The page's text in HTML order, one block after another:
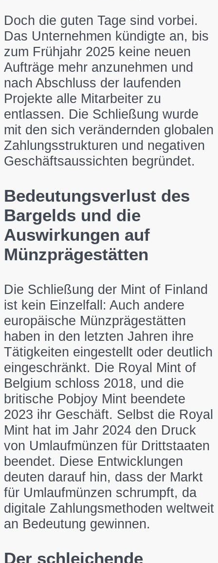
Doch die guten Tage sind vorbei.
Das Unternehmen kündigte an, bis
zum Frühjahr 2025 keine neuen
Aufträge mehr anzunehmen und
nach Abschluss der laufenden
Projekte alle Mitarbeiter zu
entlassen. Die Schließung wurde
mit den sich verändernden globalen
Zahlungsstrukturen und negativen
Geschäftsaussichten begründet.
Bedeutungsverlust des
Bargelds und die
Auswirkungen auf
Münzprägestätten
Die Schließung der Mint of Finland
ist kein Einzelfall: Auch andere
europäische Münzprägestätten
haben in den letzten Jahren ihre
Tätigkeiten eingestellt oder deutlich
eingeschränkt. Die Royal Mint of
Belgium schloss 2018, und die
britische Pobjoy Mint beendete
2023 ihr Geschäft. Selbst die Royal
Mint hat im Jahr 2024 den Druck
von Umlaufmünzen für Drittstaaten
beendet. Diese Entwicklungen
deuten darauf hin, dass der Markt
für Umlaufmünzen schrumpft, da
digitale Zahlungsmethoden weltweit
an Bedeutung gewinnen.
Der schleichende